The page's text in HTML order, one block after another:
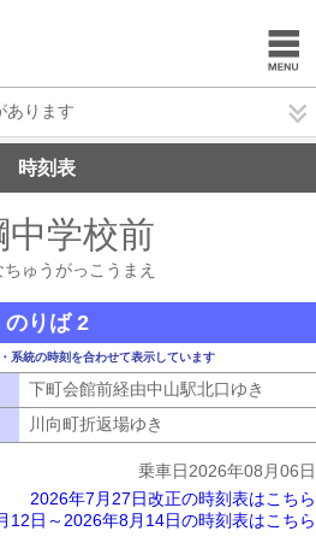
あります
時刻表
中学校前
ゅうがっこうまえ
のりば 2
系統の時刻を合わせて表示しています
下町会館前経由中山駅北口ゆき
川向町折返場ゆき
乗車日2026年08月06日
2026年7月27日改正の時刻表はこちら
12日～2026年8月14日の時刻表はこちら